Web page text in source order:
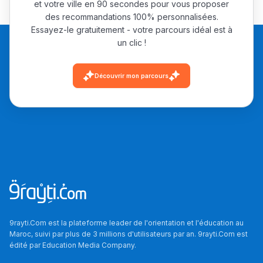
et votre ville en 90 secondes pour vous proposer
des recommandations 100% personnalisées.
Essayez-le gratuitement - votre parcours idéal est à
un clic !
Découvrir mon parcours
9rayti.Com est la plateforme leader de l'orientation et l'éducation au
Maroc, suivi par plus de 3 millions d'utilisateurs par an. 9rayti.Com est
édité parEducation Media Company.